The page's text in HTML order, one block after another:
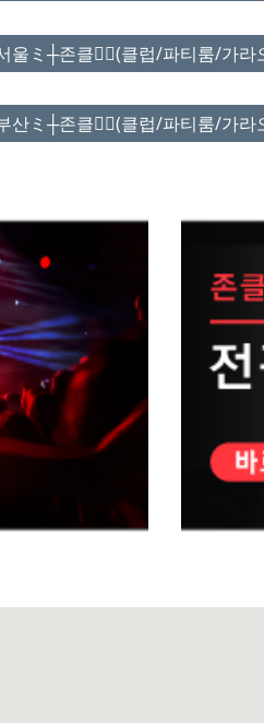
울ミ┼존클❤️‍🔥(클럽/파티룸/가라
산ミ┼존클❤️‍🔥(클럽/파티룸/가라